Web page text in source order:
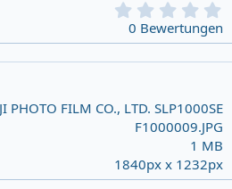
0
0
a
)
0 Bewertungen
PHOTO FILM CO., LTD. SLP1000SE
F1000009.JPG
1 MB
1840px x 1232px